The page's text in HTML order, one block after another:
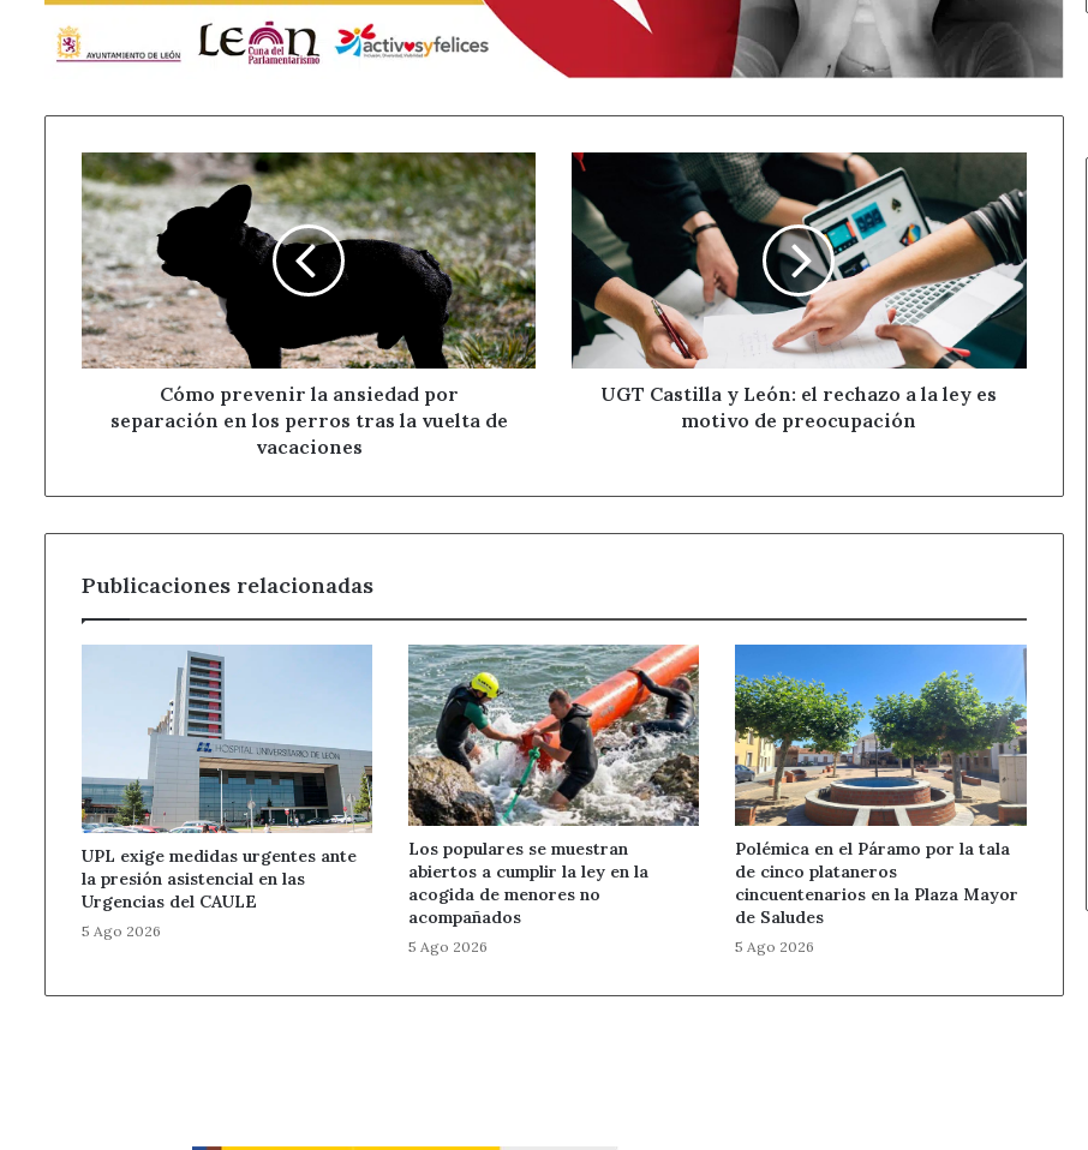
Cómo
prevenir
la
ansiedad
por
separación
en
los
perros
vacaciones
Cómo prevenir la ansiedad por
separación en los perros tras la vuelta de
vacaciones
UGT
Castilla
León:
rechazo
ley
UGT Castilla y León: el rechazo a la ley es
motivo de preocupación
Publicaciones relacionadas
UPL exige medidas urgentes ante
la presión asistencial en las
Urgencias del CAULE
5 Ago 2026
Los populares se muestran
abiertos a cumplir la ley en la
acogida de menores no
acompañados
5 Ago 2026
Polémica en el Páramo por la tala
de cinco plataneros
cincuentenarios en la Plaza Mayor
de Saludes
5 Ago 2026